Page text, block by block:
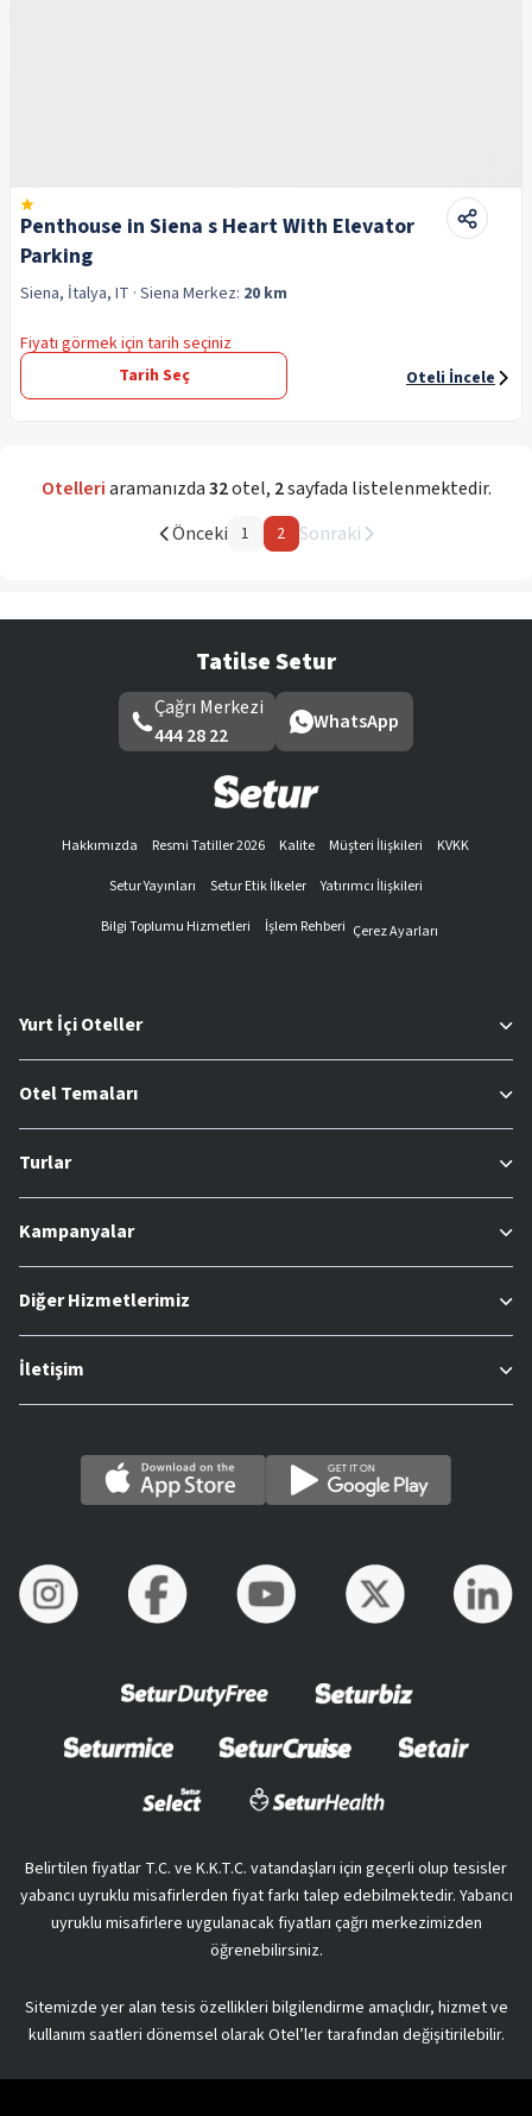
Penthouse in Siena s Heart With Elevator
Parking
Siena, İtalya, IT · Siena Merkez: 20 km
Fiyatı görmek için tarih seçiniz
Tarih Seç
Oteli İncele
Otelleriaramanızda32otel, 2sayfada listelenmektedir.
Önceki 1 2 Sonraki
Tatilse Setur
Çağrı Merkezi
444 28 22
WhatsApp
Hakkımızda Resmi Tatiller 2026 Kalite Müşteri İlişkileri
KVKK
Setur Yayınları
Setur Etik İlkeler
Yatırımcı İlişkileri
Bilgi Toplumu Hizmetleri
İşlem Rehberi Çerez Ayarları
Yurt İçi Oteller
Otel Temaları
Turlar
Kampanyalar
Diğer Hizmetlerimiz
İletişim
Belirtilen fiyatlar T.C. ve K.K.T.C. vatandaşları için geçerli olup tesisler
yabancı uyruklu misafirlerden fiyat farkı talep edebilmektedir. Yabancı
uyruklu misafirlere uygulanacak fiyatları çağrı merkezimizden
öğrenebilirsiniz.
Sitemizde yer alan tesis özellikleri bilgilendirme amaçlıdır, hizmet ve
kullanım saatleri dönemsel olarak Otel’ler tarafından değişitirilebilir.